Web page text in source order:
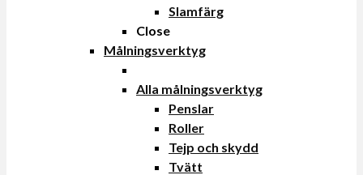
Slamfärg
Close
Målningsverktyg
Alla målningsverktyg
Penslar
Roller
Tejp och skydd
Tvätt